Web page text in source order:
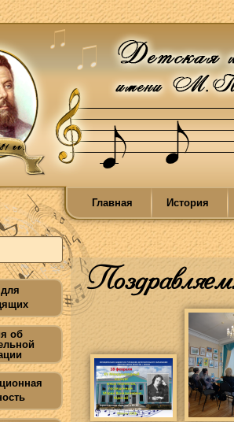
Главная История
об